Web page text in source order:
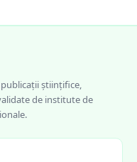
științifice,
de institute de